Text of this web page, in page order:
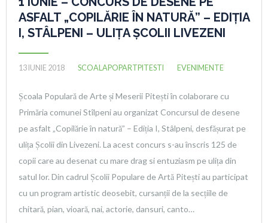
ASFALT „COPILĂRIE ÎN NATURĂ” – EDIȚIA
I, STÂLPENI – ULIȚA ȘCOLII LIVEZENI
13 IUNIE 2018 SCOALAPOPARTPITESTI EVENIMENTE
Școala Populară de Arte și Meserii Pitești în colaborare cu
Primăria comunei Stîlpeni au organizat Concursul de desene
pe asfalt „Copilărie în natură” – Ediția I, Stâlpeni, desfășurat pe
ulița Școlii din Livezeni. La acest concurs s-au înscris 125 de
copii care au desenat cu mare drag si entuziasm pe ulița din
satul lor. Din cadrul Școlii Populare de Artă Pitești au participat
cu un program artistic deosebit, cursanții de la secțiile de
chitară, pian, vioară, nai, actorie, dansuri, canto…